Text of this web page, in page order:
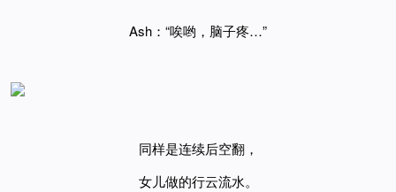
Ash：“唉哟，脑子疼…”
同样是连续后空翻，
女儿做的行云流水。